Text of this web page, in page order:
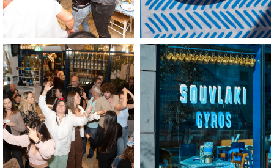
לפתיחת
התמונה
בגדול
-
+
לפתיחת
התמונה
בגדול
-
+